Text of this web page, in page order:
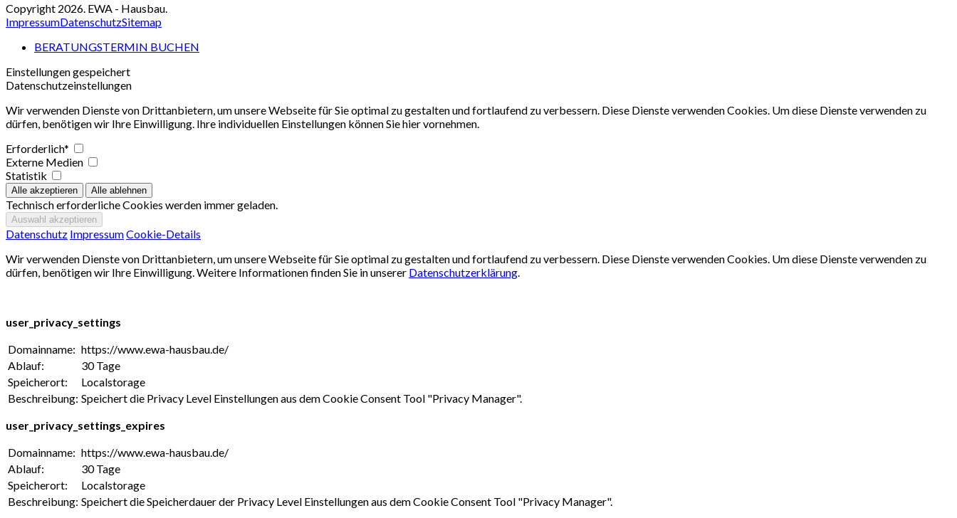
Copyright 2026. EWA - Hausbau.
ImpressumDatenschutzSitemap
BERATUNGSTERMIN BUCHEN
Einstellungen gespeichert
Datenschutzeinstellungen
Wir verwenden Dienste von Drittanbietern, um unsere Webseite für Sie optimal zu gestalten und fortlaufend zu verbessern. Diese Dienste verwenden Cookies. Um diese Dienste verwenden zu
dürfen, benötigen wir Ihre Einwilligung. Ihre individuellen Einstellungen können Sie hier vornehmen.
Erforderlich*
Externe Medien
Statistik
Technisch erforderliche Cookies werden immer geladen.
Datenschutz ImpressumCookie-Details
Wir verwenden Dienste von Drittanbietern, um unsere Webseite für Sie optimal zu gestalten und fortlaufend zu verbessern. Diese Dienste verwenden Cookies. Um diese Dienste verwenden zu
dürfen, benötigen wir Ihre Einwilligung. Weitere Informationen finden Sie in unserer Datenschutzerklärung.
user_privacy_settings
Domainname: https://www.ewa-hausbau.de/
Ablauf:
30 Tage
Speicherort:
Localstorage
Beschreibung: Speichert die Privacy Level Einstellungen aus dem Cookie Consent Tool "Privacy Manager".
user_privacy_settings_expires
Domainname: https://www.ewa-hausbau.de/
Ablauf:
30 Tage
Speicherort:
Localstorage
Beschreibung: Speichert die Speicherdauer der Privacy Level Einstellungen aus dem Cookie Consent Tool "Privacy Manager".